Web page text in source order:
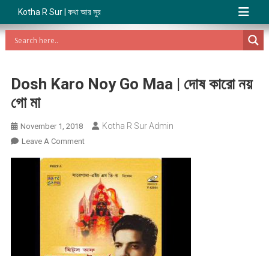
Kotha R Sur | কথা আর সুর
Dosh Karo Noy Go Maa | দোষ কারো নয়
গো মা
November 1, 2018 Kotha R Sur Admin
Leave A CommentOn
Noy
Go
Maa
|
দোষ
কারো